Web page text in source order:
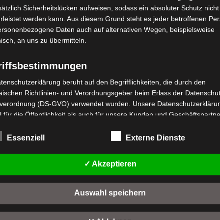
SITZBEHÄLTER
Kostenloser Versand
VSX
Bewertet
0
5
19,00
IN DEN WARENKORB
Sicherheitslücken aufweisen, sodass ein absoluter Schutz nicht
werden kann. Aus diesem Grund steht es jeder betroffenen
Daten auch auf alternativen Wegen, beispielsweise
an uns zu übermitteln.
beruht auf den Begrifflichkeiten, die durch den
Richtlinien- und Verordnungsgeber beim Erlass der
(DS-GVO) verwendet wurden. Unsere
für die Öffentlichkeit als auch für unsere Kunden und
Begrifflichkeiten erläutern.
a) personenbezogene Daten
Personenbezogene Daten sind alle Informationen, die sich auf eine
identifizierte oder identifizierbare natürliche Person (im Folgenden
Essenziell Externe Dienste
✓ Akzeptieren
Auswahl speichern